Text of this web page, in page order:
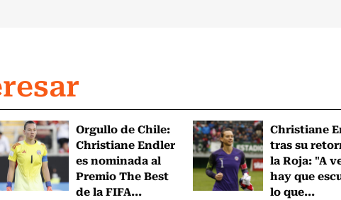
Orgullo de Chile:
Christiane Endler
es nominada al
Premio The Best
de la FIFA...
Christiane
tras su
la Roja: "A
hay que
lo que...